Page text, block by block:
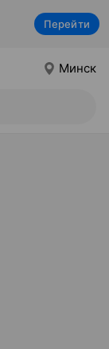
Перейти
Минск